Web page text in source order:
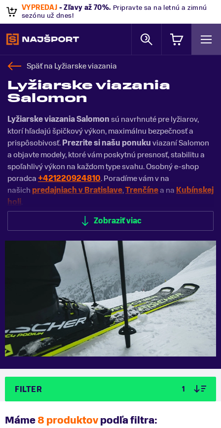
VÝPREDAJ - Zľavy až 70%. Pripravte sa na letnú a zimnú
sezónu už dnes!
Späť na Lyžiarske viazania
Lyžiarske viazania
Salomon
Lyžiarske viazania Salomonsú navrhnuté pre lyžiarov,
ktorí hľadajú špičkový výkon, maximálnu bezpečnosť a
prispôsobivosť.Prezrite si našu ponukuviazaní Salomon
a objavte modely, ktoré vám poskytnú presnosť, stabilitu a
spoľahlivý výkon na každom type svahu. Osobný e-shop
poradca+421220924810. Poradíme vám v na
našich predajniach v Bratislave,Trenčínea na Kubínskej
holi
Zobraziť viac
Zobraziť menej
FILTER 1
Máme8 produktovpodľa filtra: